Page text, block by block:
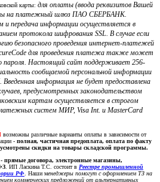
карты: для оплаты (ввода реквизитов Вашей
на платежный шлюз ПАО СБЕРБАНК.
передача информации осуществляется в
протокола шифрования SSL. В случае если
безопасного проведения интернет-платежей
для проведения платежа также может
пароля. Настоящий сайт поддерживает 256-
сообщаемой персональной информации
информация не будет предоставлена
предусмотренных законодательством
картам осуществляется в строгом
систем МИР, Visa Int. и MasterCard
возможны различные варианты оплаты в зависимости от
- полная, частичная предоплата, оплата по факту
скидки на товары складской программы.
прямые договора, электронные магазины,
. ИП Ласкина Т.С. состоит в Реестре промышленной
РФ. Наши менеджеры помогут с оформлением ТЗ на
коммерческих предложений от альтернативных